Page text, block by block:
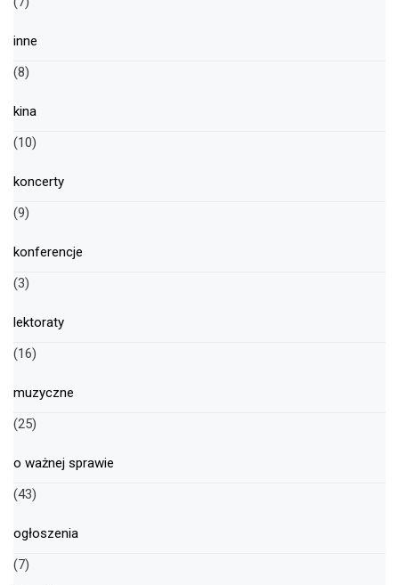
inne
(8)
kina
(10)
koncerty
(9)
konferencje
(3)
lektoraty
(16)
muzyczne
(25)
o ważnej sprawie
(43)
ogłoszenia
(7)